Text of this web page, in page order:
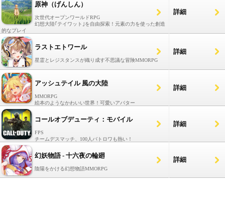
原神（げんしん）
次世代オープンワールドRPG
幻想大陸｢テイワット｣を自由探索！元素の力を使った創造
的なプレイ
詳細
ラストエトワール
星霊とレジスタンスが織り成す不思議な冒険MMORPG
詳細
アッシュテイル 風の大陸
MMORPG
絵本のようなかわいい世界！可愛いアバター
詳細
コールオブデューティ：モバイル
FPS
チームデスマッチ、100人バトロワも熱い！
詳細
幻妖物語 - 十六夜の輪廻
陰陽をかける幻想物語MMORPG
詳細